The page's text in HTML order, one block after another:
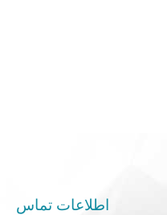
اطلاعات تماس